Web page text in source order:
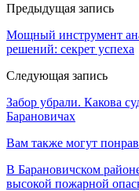
Предыдущая запись
Мощный инструмент
решений: секрет успеха
Следующая запись
Забор убрали. Какова
Барановичах
Вам также могут
В Барановичском
высокой пожарной